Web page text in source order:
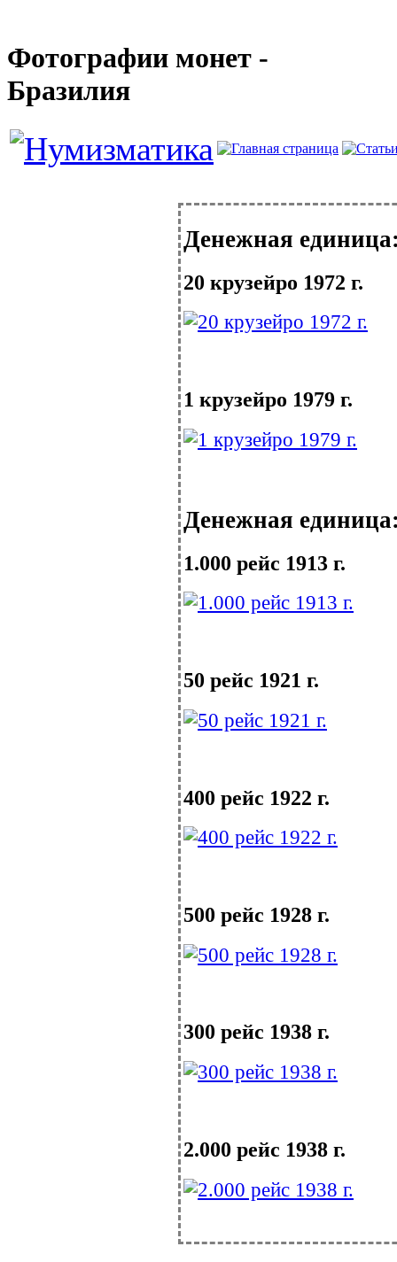
Фотографии монет -
Бразилия
Денежная
20 крузейро 1972 г.
1 крузейро 1979 г.
Денежная
1.000 рейс 1913 г.
50 рейс 1921 г.
400 рейс 1922 г.
500 рейс 1928 г.
300 рейс 1938 г.
2.000 рейс 1938 г.